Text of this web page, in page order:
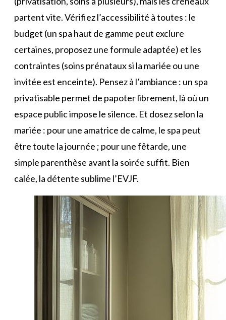
partent vite. Vérifiez l’accessibilité à toutes : le
budget (un spa haut de gamme peut exclure
certaines, proposez une formule adaptée) et les
contraintes (soins prénataux si la mariée ou une
invitée est enceinte). Pensez à l’ambiance : un spa
privatisable permet de papoter librement, là où un
espace public impose le silence. Et dosez selon la
mariée : pour une amatrice de calme, le spa peut
être toute la journée ; pour une fêtarde, une
simple parenthèse avant la soirée suffit. Bien
calée, la détente sublime l’EVJF.